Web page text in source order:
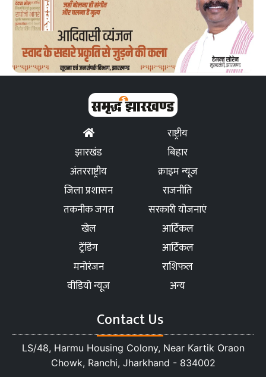
राष्ट्रीय
झारखंड
बिहार
अंतरराष्ट्रीय
क्राइम न्यूज
जिला प्रशासन
राजनीति
तकनीक जगत
सरकारी योजनाएं
खेल
आर्टिकल
ट्रेंडिंग
आर्टिकल
मनोरंजन
राशिफल
वीडियो न्यूज
अन्य
Contact Us
LS/48, Harmu Housing Colony, Near Kartik Oraon
Chowk, Ranchi, Jharkhand - 834002